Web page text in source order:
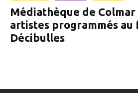
Médiathèque de Colmar
artistes programmés au
Décibulles